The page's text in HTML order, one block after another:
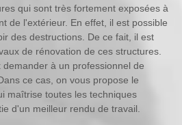
qui sont très fortement exposées à
de l'extérieur. En effet, il est possible
des destructions. De ce fait, il est
de rénovation de ces structures.
à un professionnel de
ce cas, on vous propose le
maîtrise toutes les techniques
d'un meilleur rendu de travail.